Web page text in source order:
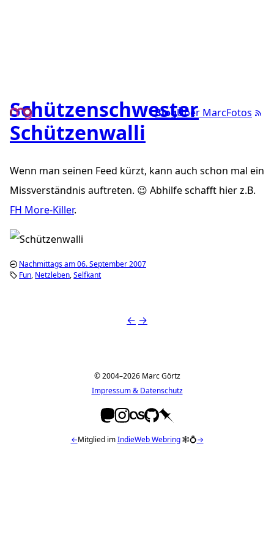
BlogÜber MarcFotos
Schützenschwester
Schützenwalli
Wenn man seinen Feed kürzt, kann auch schon mal ein
Missverständnis auftreten. 😉 Abhilfe schafft hier z.B.
FH More-Killer.
Nachmittags am 06. September 2007
Fun Netzleben Selfkant
← →
© 2004–2026 Marc Görtz
Impressum & Datenschutz
←Mitglied imIndieWeb Webring🕸💍→